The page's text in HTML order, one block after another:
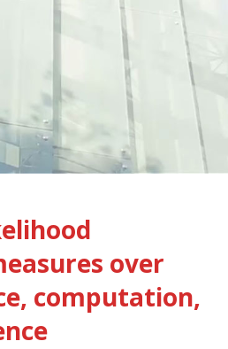
over
computation,